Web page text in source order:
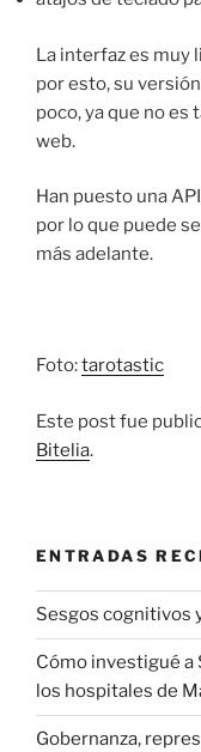
La interfaz es muy
por esto, su
poco, ya que no es
web.
Han puesto una
por lo que puede
más adelante.
Foto:tarotastic
Este post fue
Bitelia.
ENTRADAS
Sesgos cognitivos
Cómo investigué a
los hospitales de
Gobernanza,